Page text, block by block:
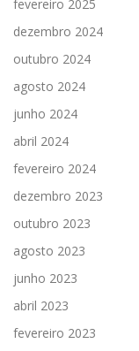
fevereiro 2025
dezembro 2024
outubro 2024
agosto 2024
junho 2024
abril 2024
fevereiro 2024
dezembro 2023
outubro 2023
agosto 2023
junho 2023
abril 2023
fevereiro 2023